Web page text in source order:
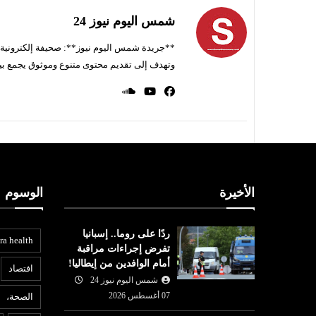
شمس اليوم نيوز 24
**جريدة شمس اليوم نيوز**: صحيفة إلكترونية
وتهدف إلى تقديم محتوى متنوع وموثوق يجمع
الأخيرة
ردًا على روما.. إسبانيا
تفرض إجراءات مراقبة
أمام الوافدين من إيطاليا!
شمس اليوم نيوز 24
07 أغسطس 2026
الوسوم
health
افتصاد
الصحة،